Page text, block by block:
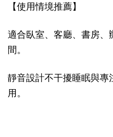
【使用情境推薦】
適合臥室、客廳、書房、
間。
靜音設計不干擾睡眠與專
用。